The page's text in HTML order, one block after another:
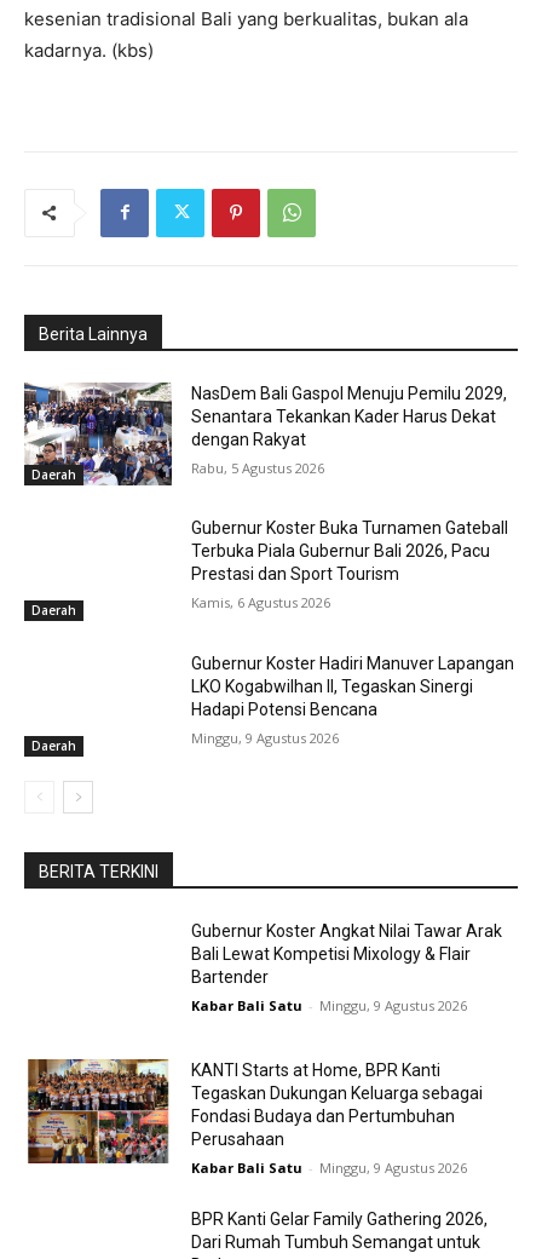
kesenian tradisional Bali yang berkualitas, bukan ala
kadarnya. (kbs)
Berita Lainnya
Daerah
NasDem Bali Gaspol Menuju Pemilu 2029,
Senantara Tekankan Kader Harus Dekat
dengan Rakyat
Rabu, 5 Agustus 2026
Daerah
Gubernur Koster Buka Turnamen Gateball
Terbuka Piala Gubernur Bali 2026, Pacu
Prestasi dan Sport Tourism
Kamis, 6 Agustus 2026
Daerah
Gubernur Koster Hadiri Manuver Lapangan
LKO Kogabwilhan II, Tegaskan Sinergi
Hadapi Potensi Bencana
Minggu, 9 Agustus 2026
BERITA TERKINI
Gubernur Koster Angkat Nilai Tawar Arak
Bali Lewat Kompetisi Mixology & Flair
Bartender
Kabar Bali Satu - Minggu, 9 Agustus 2026
KANTI Starts at Home, BPR Kanti
Tegaskan Dukungan Keluarga sebagai
Fondasi Budaya dan Pertumbuhan
Perusahaan
Kabar Bali Satu - Minggu, 9 Agustus 2026
BPR Kanti Gelar Family Gathering 2026,
Dari Rumah Tumbuh Semangat untuk